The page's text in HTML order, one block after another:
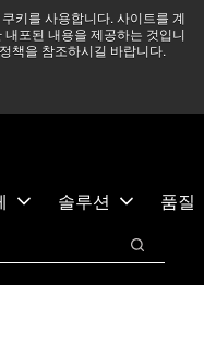
키를 사용합니다. 사이트를 계
포된 내용을 제공하는 것입니
책을 참조하시길 바랍니다.
있으며, 모든 서비스는
. 더 읽어보기 →
기
솔루션
품질
검색